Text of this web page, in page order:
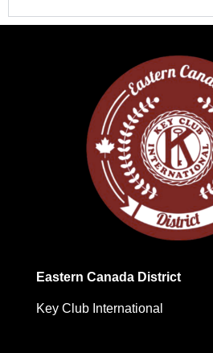
Eastern Canada District
Key Club International